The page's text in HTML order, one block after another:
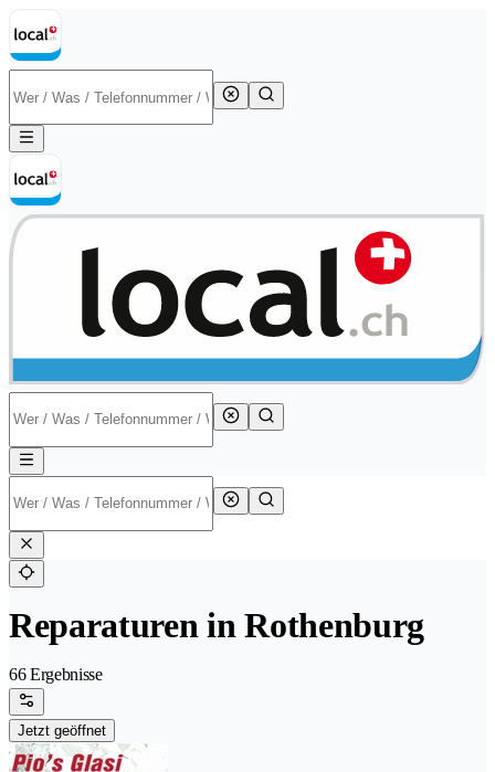
Reparaturen in Rothenburg
66 Ergebnisse
Jetzt geöffnet